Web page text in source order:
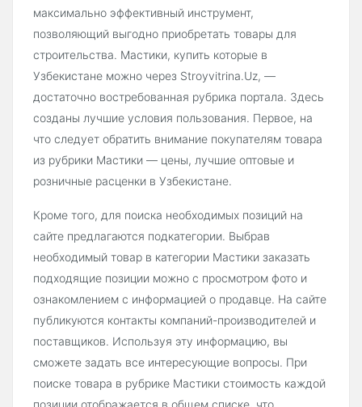
максимально эффективный инструмент,
позволяющий выгодно приобретать товары для
строительства. Мастики, купить которые в
Узбекистане можно через Stroyvitrina.Uz, —
достаточно востребованная рубрика портала. Здесь
созданы лучшие условия пользования. Первое, на
что следует обратить внимание покупателям товара
из рубрики Мастики — цены, лучшие оптовые и
розничные расценки в Узбекистане.
Кроме того, для поиска необходимых позиций на
сайте предлагаются подкатегории. Выбрав
необходимый товар в категории Мастики заказать
подходящие позиции можно с просмотром фото и
ознакомлением с информацией о продавце. На сайте
публикуются контакты компаний-производителей и
поставщиков. Используя эту информацию, вы
сможете задать все интересующие вопросы. При
поиске товара в рубрике Мастики стоимость каждой